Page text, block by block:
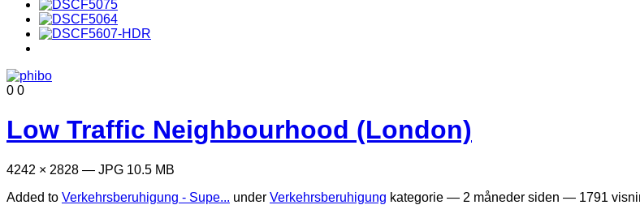
0 0
Low Traffic Neighbourhood (London)
4242 × 2828 — JPG 10.5 MB
Added to Verkehrsberuhigung - Supe... under Verkehrsberuhigung kategorie — 2 måneder siden — 1791